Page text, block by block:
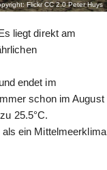
Flickr CC 2.0Peter Huys
liegt direkt am
endet im
schon im August
25.5°C.
ein Mittelmeerklima